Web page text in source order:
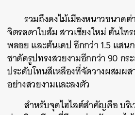
รวมถึงดงไม้เมืองหนาวขนาดต่
จิตรลดาใบส้ม สาวเชียงใหม่ ต้นไท
พลอย และต้นเดป อีกกว่า 1.5 แสน
ชาดัดรูปทรงสวยงามอีกกว่า 90 กร
ประดับโทนสีเหลืองที่จัดวางผสมผส
อย่างสวยงามและลงตัว
สำหรับจุดไฮไลต์สำคัญคือ บริ